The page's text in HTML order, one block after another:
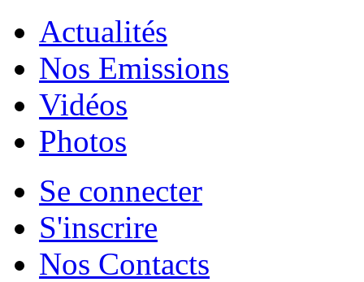
Actualités
Nos Emissions
Vidéos
Photos
Se connecter
S'inscrire
Nos Contacts